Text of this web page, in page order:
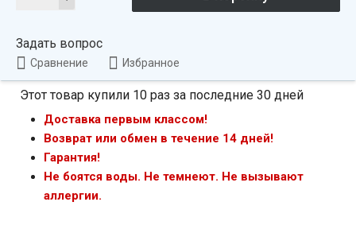
Задать вопрос
Сравнение Избранное
Этот товар купили 10 раз за последние 30 дней
Доставка первым классом!
Возврат или обмен в течение 14 дней!
Гарантия!
Не боятся воды. Не темнеют. Не вызывают
аллергии.